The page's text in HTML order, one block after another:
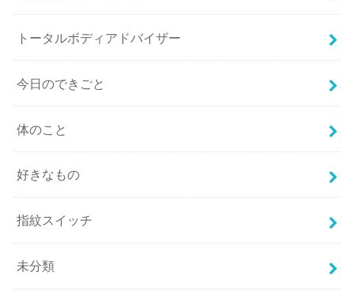
トータルボディアドバイザー
今日のできごと
体のこと
好きなもの
指紋スイッチ
未分類